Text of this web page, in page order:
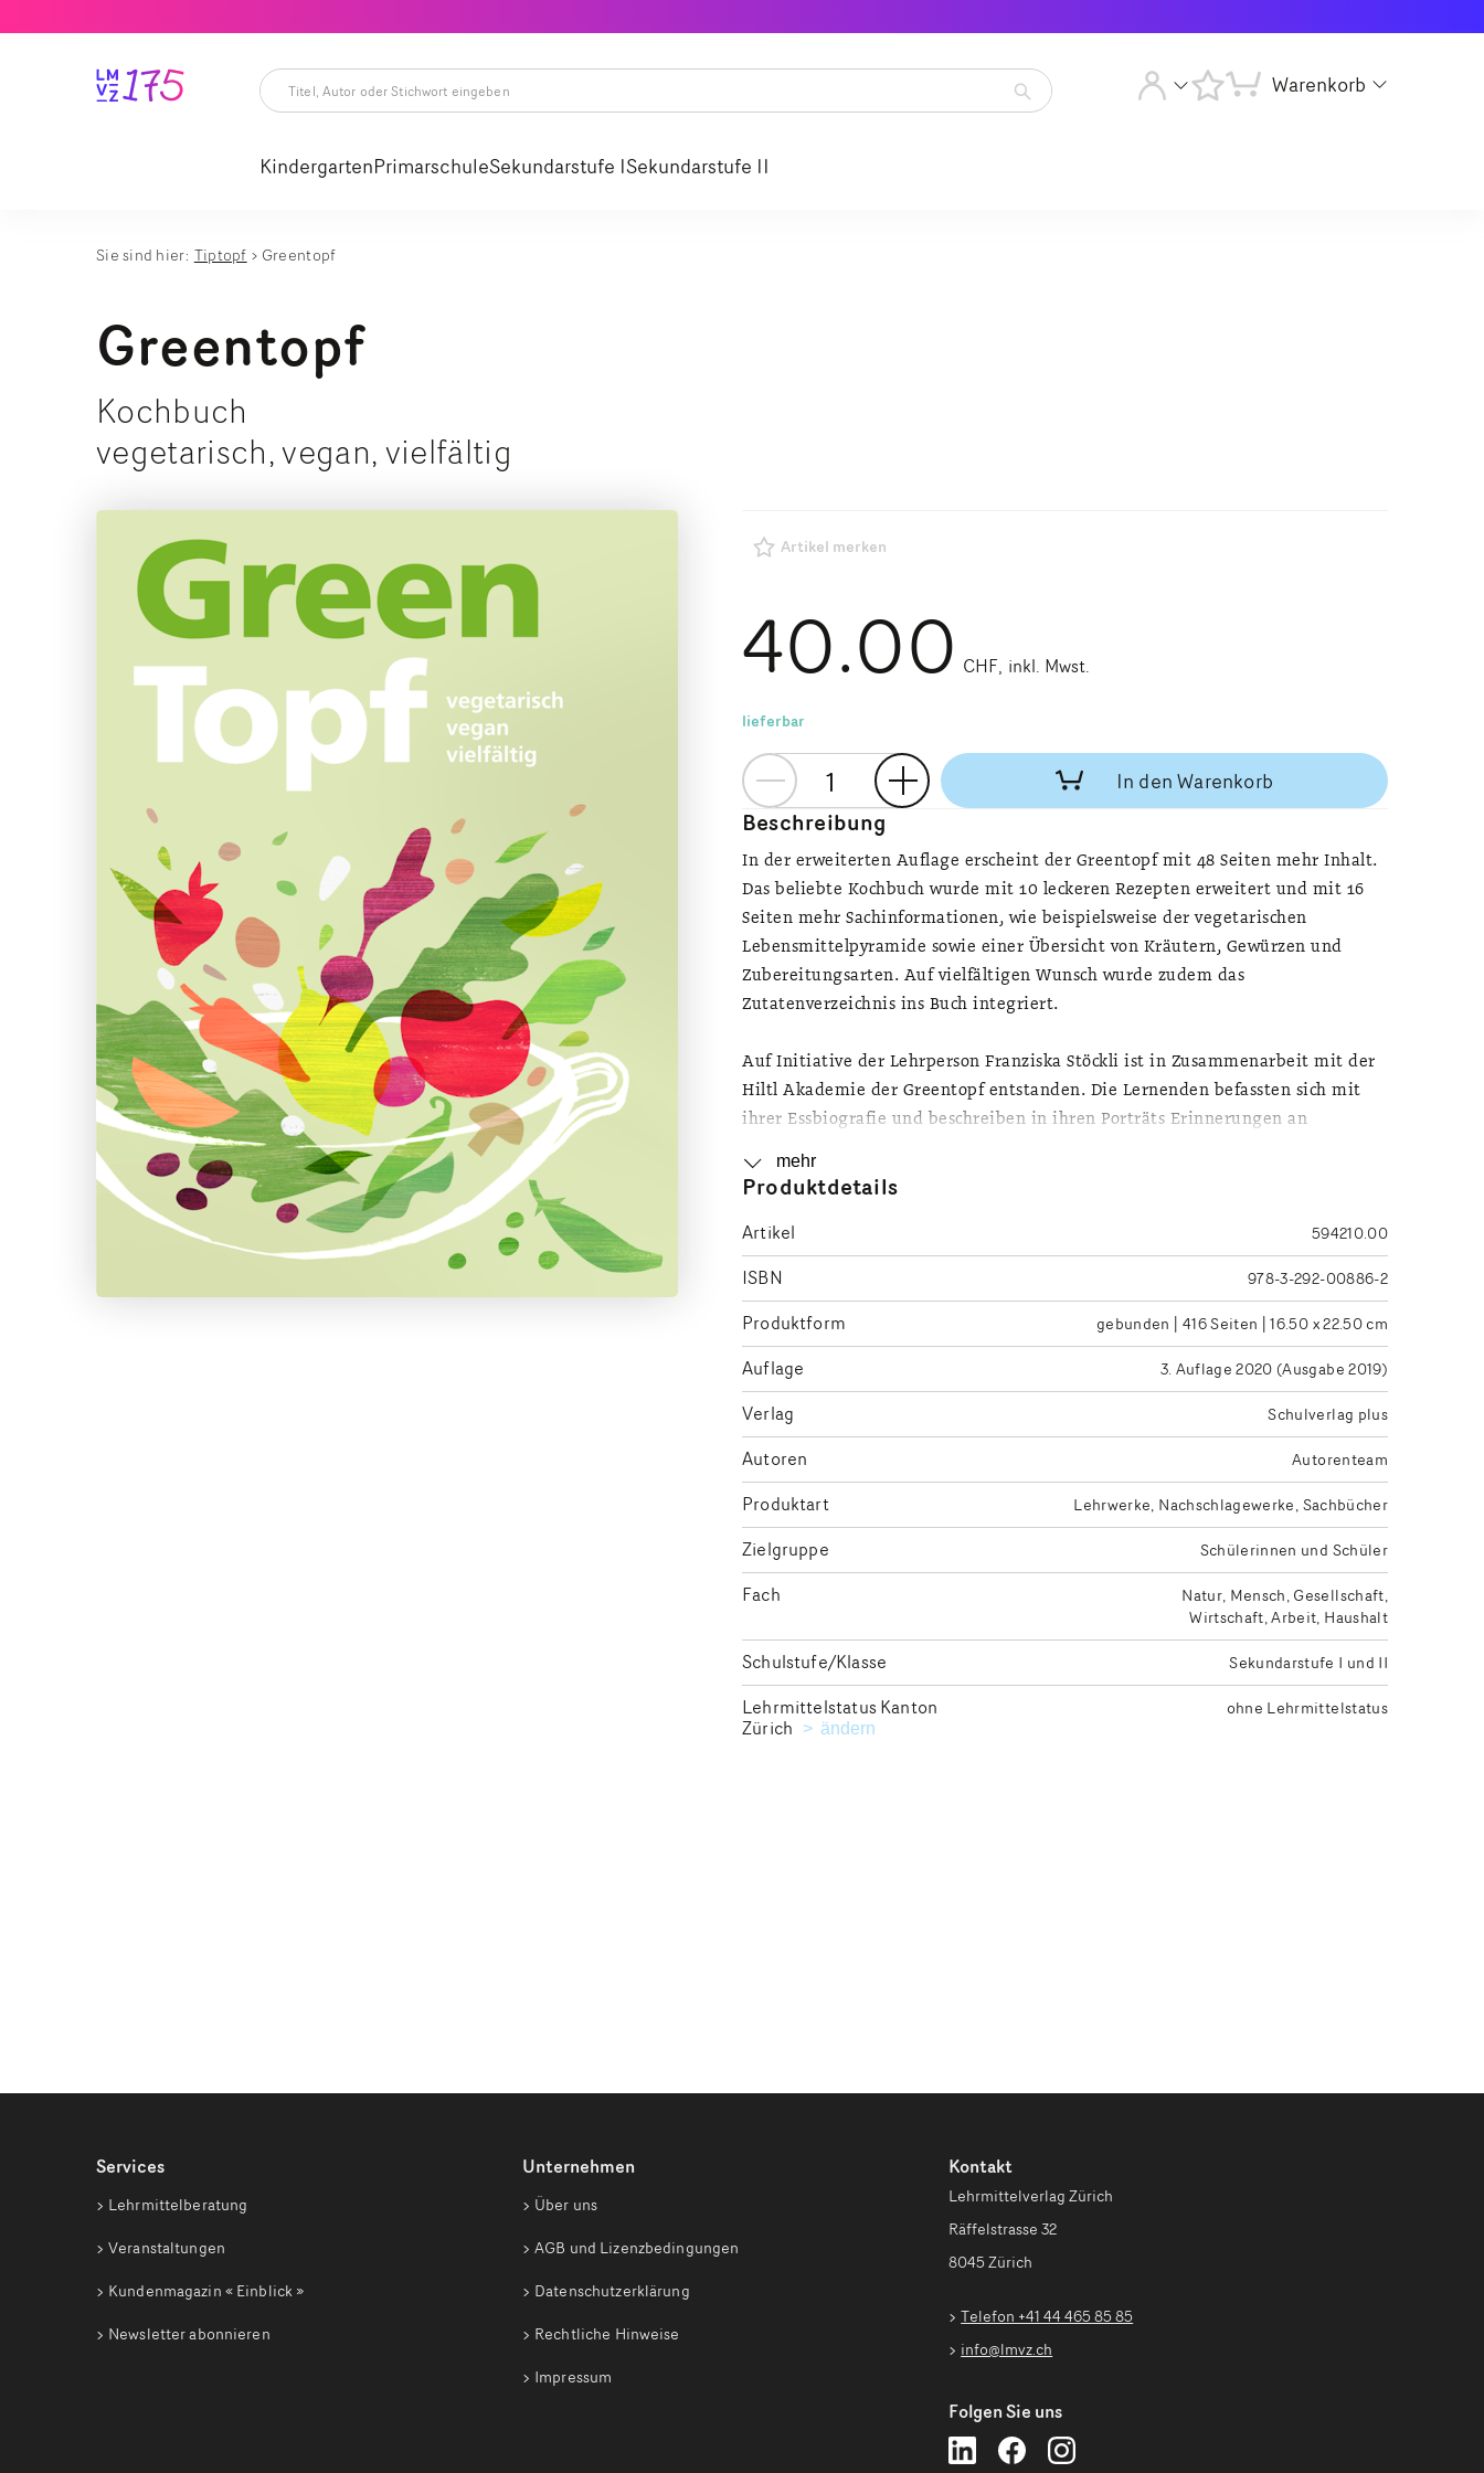
Titel,
Stichwort
eingeben
Artikelsuche
starten
KindergartenPrimarschuleSekundarstufe ISekundarstufe II
Warenkorb
Sie sind hier: Tiptopf Greentopf
Greentopf
Kochbuch
vegetarisch, vegan, vielfältig
Artikel merken
CHF
40.00 inkl. Mwst.
lieferbar
In den Warenkorb
Beschreibung
In der erweiterten Auflage erscheint der Greentopf mit 48 Seiten mehr Inhalt.
Das beliebte Kochbuch wurde mit 10 leckeren Rezepten erweitert und mit 16
Seiten mehr Sachinformationen, wie beispielsweise der vegetarischen
Lebensmittelpyramide sowie einer Übersicht von Kräutern, Gewürzen und
Zubereitungsarten. Auf vielfältigen Wunsch wurde zudem das
Zutatenverzeichnis ins Buch integriert.
Auf Initiative der Lehrperson Franziska Stöckli ist in Zusammenarbeit mit der
Hiltl Akademie der Greentopf entstanden. Die Lernenden befassten sich mit
ihrer Essbiografie und beschreiben in ihren Porträts Erinnerungen an
mitgewirkt, die von der Hiltl Akademie eingebracht wurden. Der Greentopf ist
aller Welt, geprägt von den Ideen und Vorlieben junger Menschen.
mehr
Produktdetails
Artikel 594210.00
ISBN 978-3-292-00886-2
Produktform gebunden | 416 Seiten | 16.50 x 22.50 cm
Auflage 3. Auflage 2020 (Ausgabe 2019)
Verlag Schulverlag plus
Autoren Autorenteam
Produktart Lehrwerke Nachschlagewerke Sachbücher
Zielgruppe Schülerinnen und Schüler
Fach
Natur, Mensch, Gesellschaft
Wirtschaft, Arbeit, Haushalt
Schulstufe/Klasse Sekundarstufe I und II
Lehrmittelstatus Kanton
Zürich
Kanton für die Ausgabe des gewünschten Lehrmittelstatus
ändern
ohne Lehrmittelstatus
Services
Lehrmittelberatung
Veranstaltungen
Kundenmagazin « Einblick »
Newsletter abonnieren
Unternehmen
Über uns
AGB und Lizenzbedingungen
Datenschutzerklärung
Rechtliche Hinweise
Impressum
Kontakt
Lehrmittelverlag Zürich
Räffelstrasse 32
8045 Zürich
Telefon +41 44 465 85 85
info@lmvz.ch
Folgen Sie uns
Lehrmittelverlag
Zürich
Lehrmittelverlag
Zürich
Lehrmittelverlag
Zürich
Stichwort